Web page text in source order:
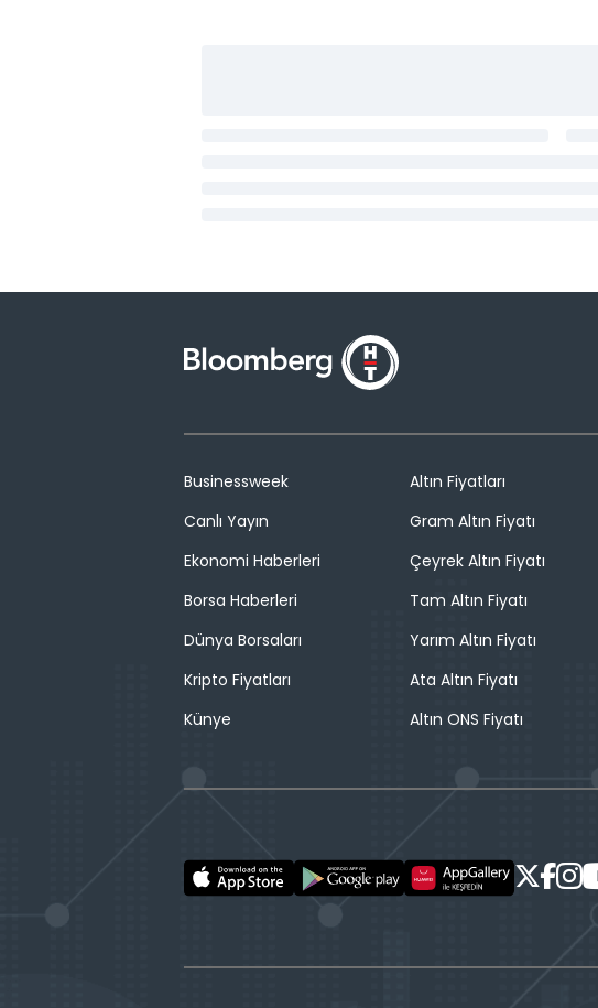
Businessweek
Canlı Yayın
Ekonomi Haberleri
Borsa Haberleri
Dünya Borsaları
Kripto Fiyatları
Künye
Altın Fiyatları
Gram Altın Fiyatı
Çeyrek Altın Fiyatı
Tam Altın Fiyatı
Yarım Altın Fiyatı
Ata Altın Fiyatı
Altın ONS Fiyatı